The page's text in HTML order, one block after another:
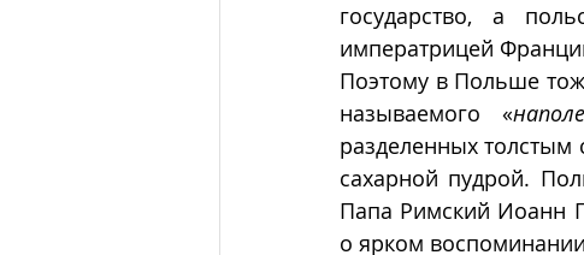
государство, а
императрицей
Поэтому в Польше
называемого «
разделенных
сахарной пудрой.
Папа Римский Иоанн
о ярком